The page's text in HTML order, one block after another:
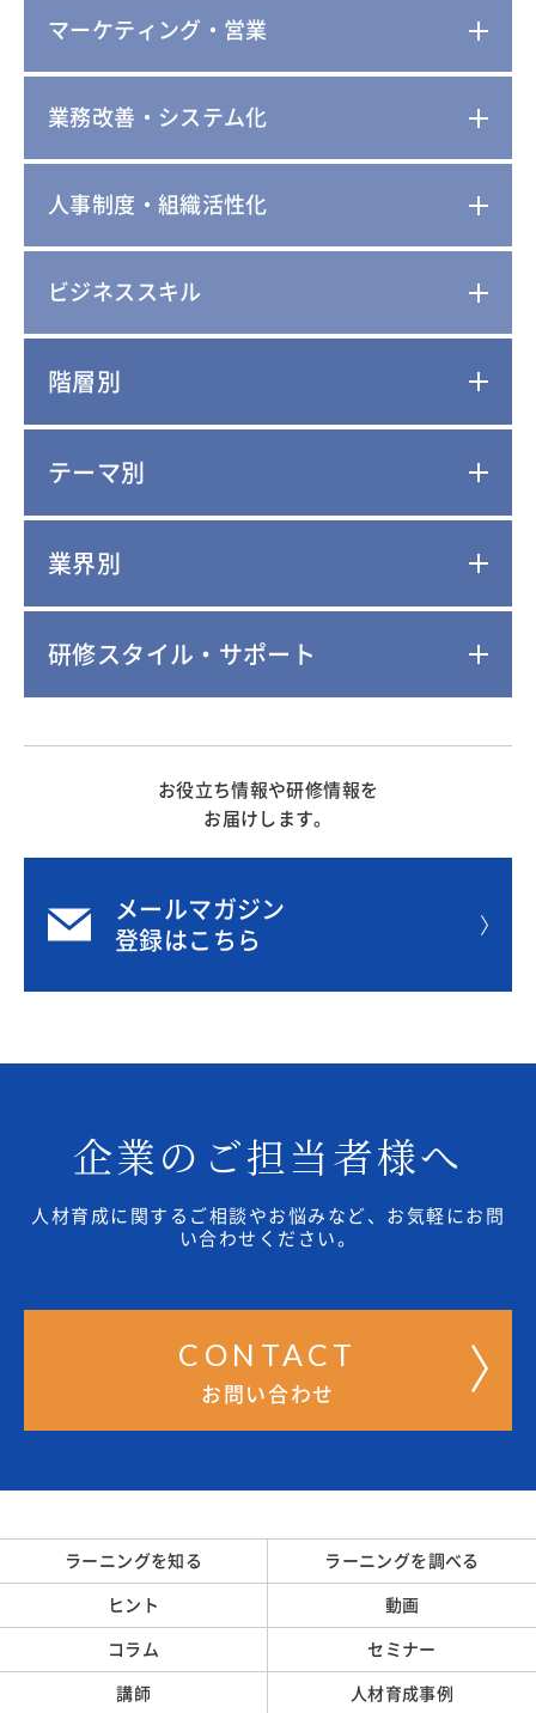
マーケティング・営業
業務改善・システム化
人事制度・組織活性化
ビジネススキル
階層別
テーマ別
業界別
研修スタイル・サポート
お役立ち情報や研修情報を
お届けします。
メールマガジン
登録はこちら
企業のご担当者様へ
人材育成に関するご相談やお悩みなど、お気軽にお問
い合わせください。
CONTACT
お問い合わせ
ラーニングを知る ラーニングを調べる
ヒント 動画
コラム セミナー
講師 人材育成事例